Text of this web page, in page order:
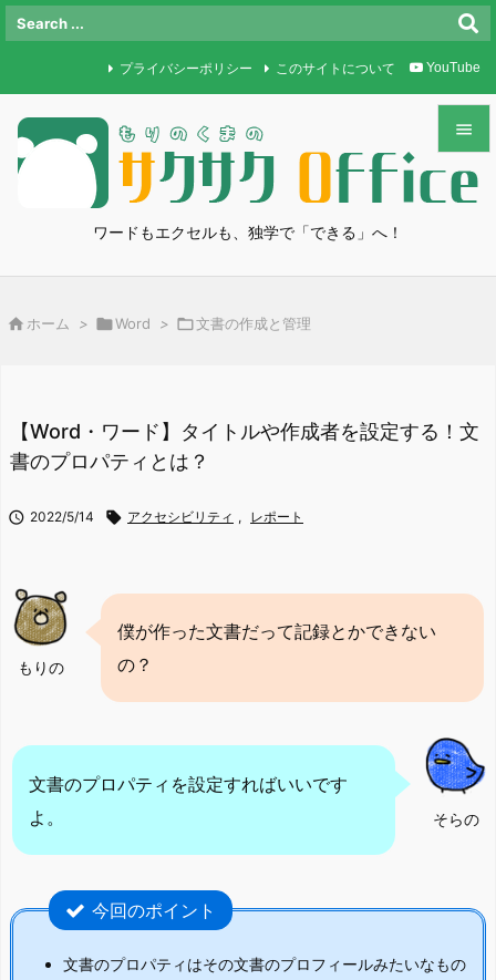
ワードもエクセルも、独学で「できる」へ！


メニュ
検索
プライバシーポリシー このサイトについて YouTube
 ホーム > Word > 文書の作成と管理
【Word・ワード】タイトルや作成者を設定する！文
書のプロパティとは？
 2022/5/14  アクセシビリティ , レポート
もりの
僕が作った文書だって記録とかできない
の？
そらの
文書のプロパティを設定すればいいです
よ。
今回のポイント
文書のプロパティはその文書のプロフィールみたいなもの